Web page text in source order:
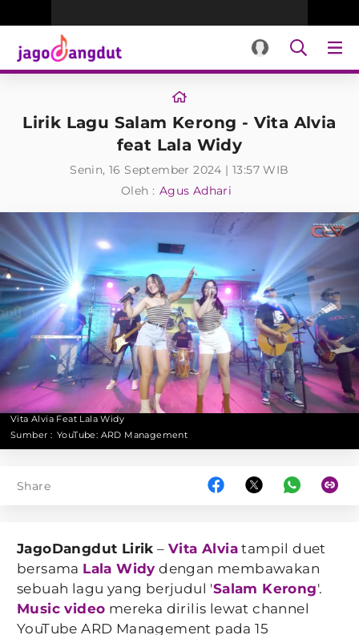
Lirik Lagu Salam Kerong - Vita Alvia
feat Lala Widy
Senin, 16 September 2024 | 13:57 WIB
Oleh : Agus Adhari
Vita Alvia Feat Lala Widy
Sumber : YouTube: ARD Management
Share
JagoDangdut Lirik –Vita Alvia tampil duet
bersama Lala Widy dengan membawakan
sebuah lagu yang berjudul 'Salam Kerong'.
Music video mereka dirilis lewat channel
YouTube ARD Management pada 15